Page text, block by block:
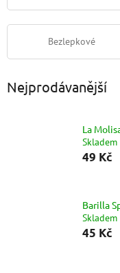
Bezlepkové
Nejprodávanější
La
Skladem
49 Kč
Barilla
Skladem
45 Kč